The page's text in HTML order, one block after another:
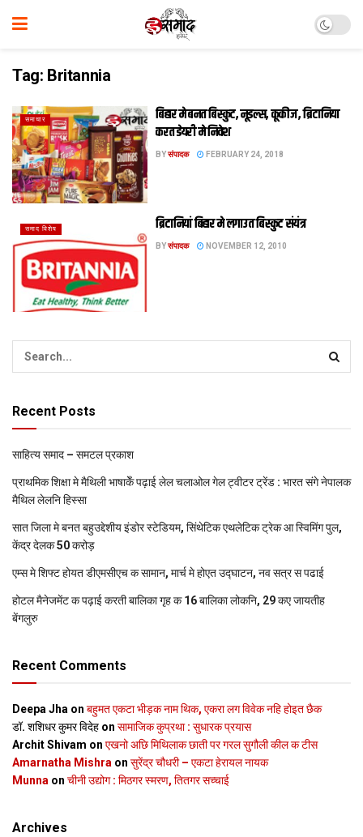
Tag: Britannia
समाचार
बिहार मे बनत बिस्कुट, नूडल्स, कूकीज, ब्रिटानिया
करत डेयरी मे निवेश
BYसंपादक FEBRUARY 24, 2018
समाद विशेष ब्रिटानियां बिहार मे लगाउत बिस्कुट संयंत्र
BYसंपादक NOVEMBER 12, 2010
Recent Posts
साहित्य समाद – समटल प्रकाश
प्राथमिक शि‍क्षा मे मैथि‍ली भाषाकेँ पढ़ाई लेल चलाओल गेल ट्वीटर ट्रेंड : भारत संगे नेपालक
मैथिल लेलनि हिस्सा
सात जिला मे बनत बहुउद्देशीय इंडोर स्‍टेडि‍यम, सिंथेटिक एथलेटिक ट्रेक आ स्विमिंग पुल,
केंद्र देलक 50 करोड़
एम्स मे शिफ्ट होयत डीएमसीएच क सामान, मार्च मे होएत उद्घाटन, नव सत्र स पढाई
होटल मैनेजमेंट क पढ़ाई करती बालिका गृह क 16 बालिका लोकनि, 29 कए जायतीह
बेंगलुरु
Recent Comments
Deepa Jha on बहुमत एकटा भीड़क नाम थिक, एकरा लग विवेक नहि होइत छैक
डॉ. शशिधर कुमर विदेह on सामाजिक कुप्रथा : सुधारक प्रयास
Archit Shivam on एखनो अछि मिथिलाक छाती पर गरल सुगौली कील क टीस
Amarnatha Mishra on सुरेंद्र चौधरी – एकटा हेरायल नायक
Munna on चीनी उद्योग : मिठगर स्‍मरण, तितगर सच्‍चाई
Archives